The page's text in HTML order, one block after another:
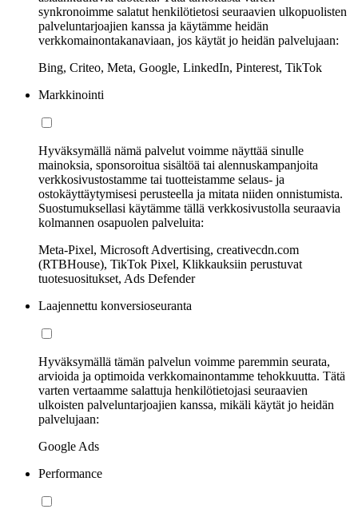
synkronoimme salatut henkilötietosi seuraavien ulkopuolisten
palveluntarjoajien kanssa ja käytämme heidän
verkkomainontakanaviaan, jos käytät jo heidän palvelujaan:
Bing, Criteo, Meta, Google, LinkedIn, Pinterest, TikTok
Markkinointi
Hyväksymällä nämä palvelut voimme näyttää sinulle
mainoksia, sponsoroitua sisältöä tai alennuskampanjoita
verkkosivustostamme tai tuotteistamme selaus- ja
ostokäyttäytymisesi perusteella ja mitata niiden onnistumista.
Suostumuksellasi käytämme tällä verkkosivustolla seuraavia
kolmannen osapuolen palveluita:
Meta-Pixel, Microsoft Advertising, creativecdn.com
(RTBHouse), TikTok Pixel, Klikkauksiin perustuvat
tuotesuositukset, Ads Defender
Laajennettu konversioseuranta
Hyväksymällä tämän palvelun voimme paremmin seurata,
arvioida ja optimoida verkkomainontamme tehokkuutta. Tätä
varten vertaamme salattuja henkilötietojasi seuraavien
ulkoisten palveluntarjoajien kanssa, mikäli käytät jo heidän
palvelujaan:
Google Ads
Performance